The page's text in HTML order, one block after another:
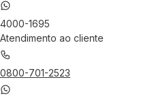
4000-1695
Atendimento ao cliente
0800-701-2523